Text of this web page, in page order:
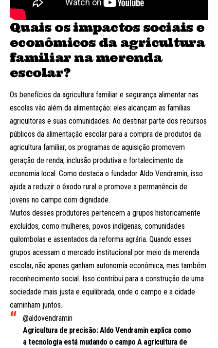
Quais os impactos sociais e
econômicos da agricultura
familiar na merenda
escolar?
Os benefícios da agricultura familiar e segurança alimentar nas
escolas vão além da alimentação: eles alcançam as famílias
agricultoras e suas comunidades. Ao destinar parte dos recursos
públicos da alimentação escolar para a compra de produtos da
agricultura familiar, os programas de aquisição promovem
geração de renda, inclusão produtiva e fortalecimento da
economia local. Como destaca o fundador Aldo Vendramin, isso
ajuda a reduzir o êxodo rural e promove a permanência de
jovens no campo com dignidade.
Muitos desses produtores pertencem a grupos historicamente
excluídos, como mulheres, povos indígenas, comunidades
quilombolas e assentados da reforma agrária. Quando esses
grupos acessam o mercado institucional por meio da merenda
escolar, não apenas ganham autonomia econômica, mas também
reconhecimento social. Isso contribui para a construção de uma
sociedade mais justa e equilibrada, onde o campo e a cidade
caminham juntos.
@aldovendramin
Agricultura de precisão: Aldo Vendramin explica como
a tecnologia está mudando o campo A agricultura de